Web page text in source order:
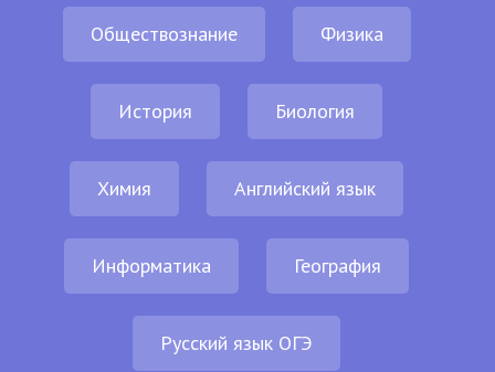
Обществознание Физика
История Биология
Химия Английский язык
Информатика География
Русский язык ОГЭ